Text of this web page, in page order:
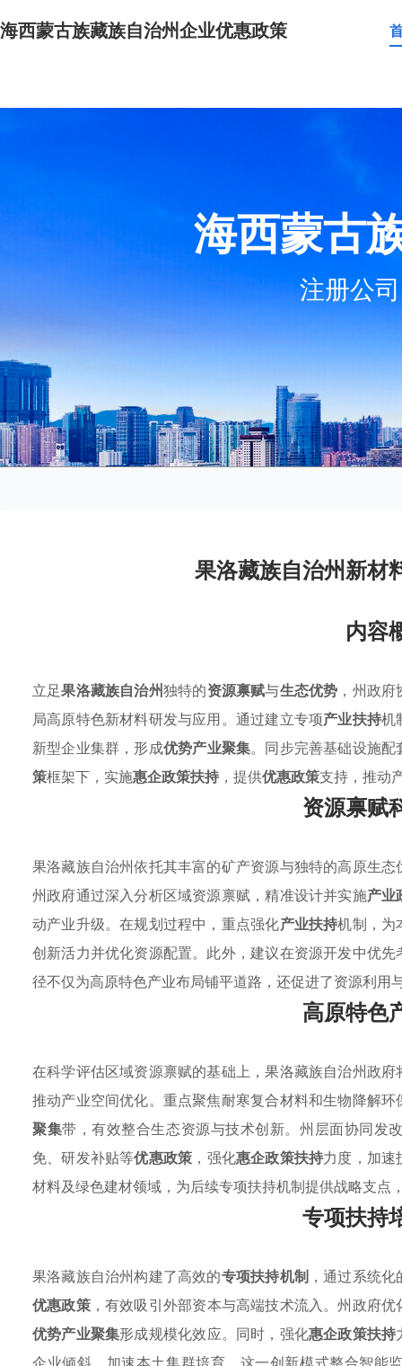
海西蒙古族藏族自治州企业优惠政策
海西蒙古
注册公
果洛藏族自治州新材
内容
立足果洛藏族自治州独特的资源禀赋与生态优势 ，州政
局高原特色新材料研发与应用。通过建立专项产业扶持机
新型企业集群，形成优势产业聚集。同步完善基础设施
策框架下，实施惠企政策扶持 ，提供优惠政策支持，推动
资源禀赋
果洛藏族自治州依托其丰富的矿产资源与独特的高原生
州政府通过深入分析区域资源禀赋，精准设计并实施产业
动产业升级。在规划过程中，重点强化产业扶持机制，为
创新活力并优化资源配置。此外，建议在资源开发中优
径不仅为高原特色产业布局铺平道路，还促进了资源利用
高原特色
在科学评估区域资源禀赋的基础上，果洛藏族自治州政
推动产业空间优化。重点聚焦耐寒复合材料和生物降解
聚集带，有效整合生态资源与技术创新。州层面协同发
免、研发补贴等优惠政策 ，强化惠企政策扶持力度，加速
材料及绿色建材领域，为后续专项扶持机制提供战略支点
专项扶持
果洛藏族自治州构建了高效的专项扶持机制，通过系统化
优惠政策，有效吸引外部资本与高端技术流入。州政府优
优势产业聚集形成规模化效应。同时，强化惠企政策扶持